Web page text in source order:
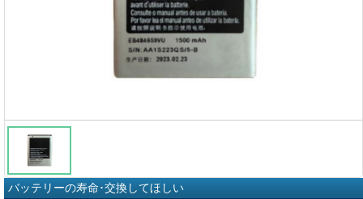
バッテリーの寿命･交換してほしい